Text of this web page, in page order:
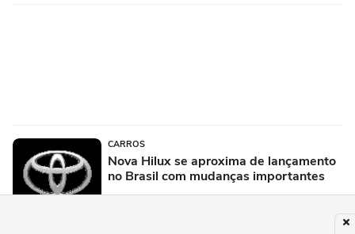
CARROS
Nova Hilux se aproxima de lançamento
no Brasil com mudanças importantes